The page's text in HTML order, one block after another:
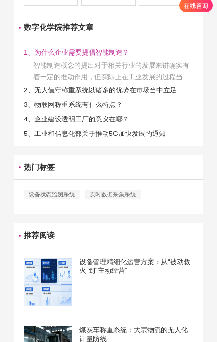
数字化学院推荐文章
1、为什么企业需要提倡智能制造？
智能制造概念的提出对于相关行业的发展来讲确实有
着一定的推动作用，但实际上在工业发展的过程当
中，能够推动相关产业发展的具体结束是非常的多
的。那么为什么企业一定需要...
2、无人值守称重系统以诸多的优势在市场当中立足
3、物联网称重系统有什么特点？
4、企业建设透明工厂的意义在哪？
5、工业和信息化部关于推动5G加快发展的通知
热门标签
设备状态监测系统 实时数据采集系统
推荐阅读
设备管理精细化运营方案：从“被动救
火”到“主动经营”
煤炭车称重系统：大宗物流的无人化
计量防线